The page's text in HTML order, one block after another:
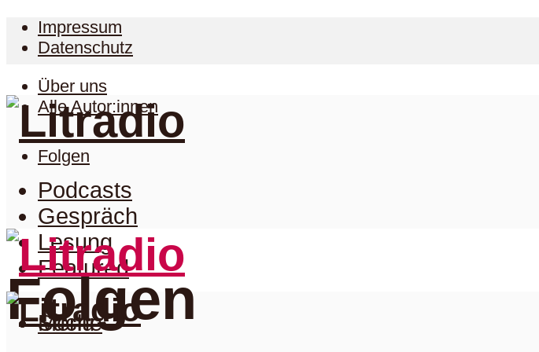
Impressum
Datenschutz
Über uns
Alle Autor:innen
Folgen
Folgen
Podcasts
Gespräch
Lesung
Featured
Menu
Suche